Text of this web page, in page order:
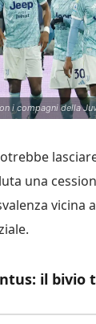
i compagni della
una
vicina
il bivio